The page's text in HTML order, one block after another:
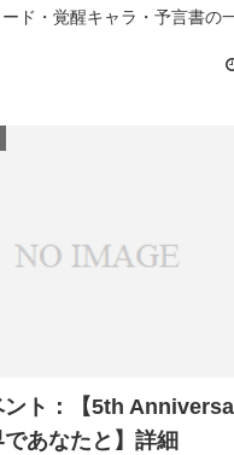
ド・覚醒キャラ・予言書の
ント：【5th
あなたと】詳細